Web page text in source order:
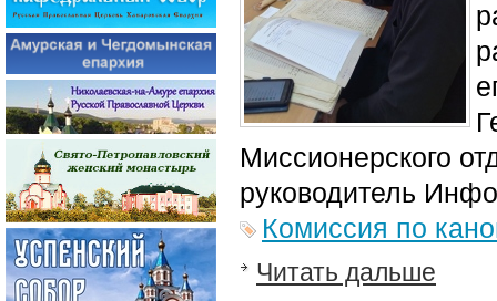
Миссионерского
руководитель
Комиссия по
Читать дальше